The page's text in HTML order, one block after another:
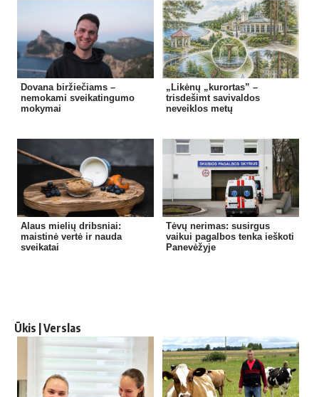
Dovana biržiečiams –
nemokami sveikatingumo
mokymai
„Likėnų „kurortas” –
trisdešimt savivaldos
neveiklos metų
Alaus mielių dribsniai:
maistinė vertė ir nauda
sveikatai
Tėvų nerimas: susirgus
vaikui pagalbos tenka ieškoti
Panevėžyje
Ūkis | Verslas